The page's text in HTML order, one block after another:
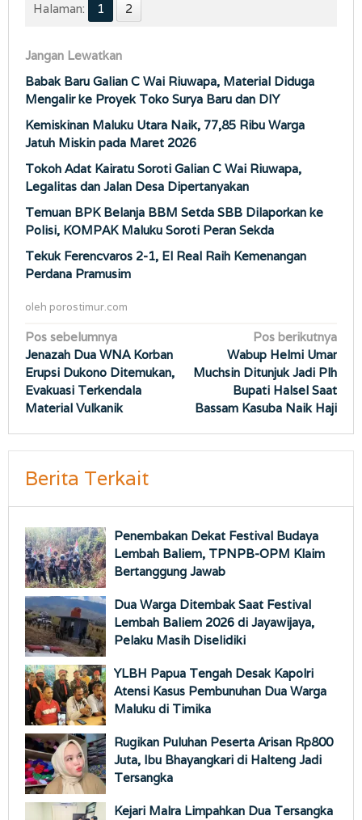
Halaman: 1 2
Jangan Lewatkan
Babak Baru Galian C Wai Riuwapa, Material Diduga
Mengalir ke Proyek Toko Surya Baru dan DIY
Kemiskinan Maluku Utara Naik, 77,85 Ribu Warga
Jatuh Miskin pada Maret 2026
Tokoh Adat Kairatu Soroti Galian C Wai Riuwapa,
Legalitas dan Jalan Desa Dipertanyakan
Temuan BPK Belanja BBM Setda SBB Dilaporkan ke
Polisi, KOMPAK Maluku Soroti Peran Sekda
Tekuk Ferencvaros 2-1, El Real Raih Kemenangan
Perdana Pramusim
oleh porostimur.com
Navigasi
pos
Pos sebelumnya
Jenazah Dua WNA Korban
Erupsi Dukono Ditemukan,
Evakuasi Terkendala
Material Vulkanik
Pos berikutnya
Wabup Helmi Umar
Muchsin Ditunjuk Jadi Plh
Bupati Halsel Saat
Bassam Kasuba Naik Haji
Berita Terkait
Penembakan Dekat Festival Budaya
Lembah Baliem, TPNPB-OPM Klaim
Bertanggung Jawab
Dua Warga Ditembak Saat Festival
Lembah Baliem 2026 di Jayawijaya,
Pelaku Masih Diselidiki
YLBH Papua Tengah Desak Kapolri
Atensi Kasus Pembunuhan Dua Warga
Maluku di Timika
Rugikan Puluhan Peserta Arisan Rp800
Juta, Ibu Bhayangkari di Halteng Jadi
Tersangka
Kejari Malra Limpahkan Dua Tersangka